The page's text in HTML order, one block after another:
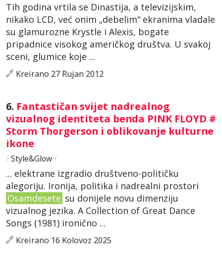
Tih godina vrtila se Dinastija, a televizijskim,
nikako LCD, već onim „debelim“ ekranima vladale
su glamurozne Krystle i Alexis, bogate
pripadnice visokog američkog društva. U svakoj
sceni, glumice koje ...
Kreirano 27 Rujan 2012
6. Fantastičan svijet nadrealnog
vizualnog identiteta benda PINK FLOYD #
Storm Thorgerson i oblikovanje kulturne
ikone
/ Style&Glow/
... elektrane izgradio društveno-političku
alegoriju. Ironija, politika i nadrealni prostori
Osamdesete su donijele novu dimenziju
vizualnog jezika. A Collection of Great Dance
Songs (1981) ironično ...
Kreirano 16 Kolovoz 2025